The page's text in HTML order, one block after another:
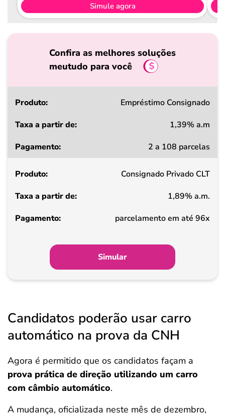
Simule agora
Confira as melhores soluções
meutudo para você
Produto
a
de
Pagamento
Empréstimo Consignado
1,39% a.m
2 a 108 parcelas
Consignado Privado CLT
1,89% a.m.
parcelamento em até 96x
Simular
Candidatos poderão usar carro
automático na prova da CNH
Agora é permitido que os candidatos façam a
prova prática de direção utilizando um carro
com câmbio automático.
A mudança, oficializada neste mês de dezembro,